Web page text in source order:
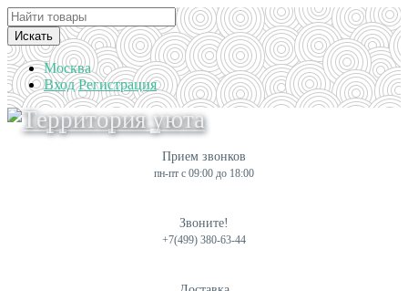
Искать
Москва
Вход Регистрация